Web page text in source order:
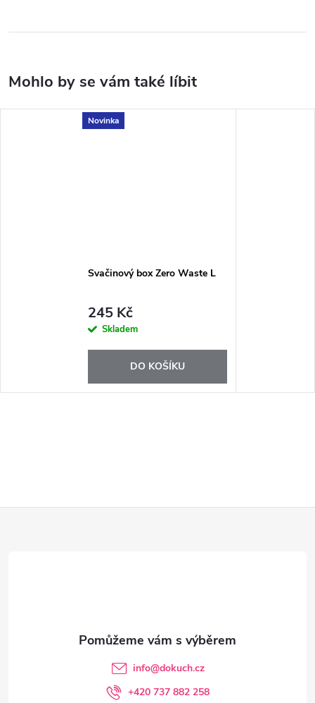
Novinka
Svačinový box Zero Waste L
245 Kč
Skladem
DO KOŠÍKU
info@dokuch.cz
+420 737 882 258